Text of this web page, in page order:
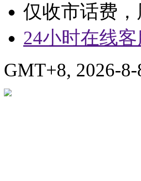
仅收市话费，
24小时在线客
GMT+8, 2026-8-